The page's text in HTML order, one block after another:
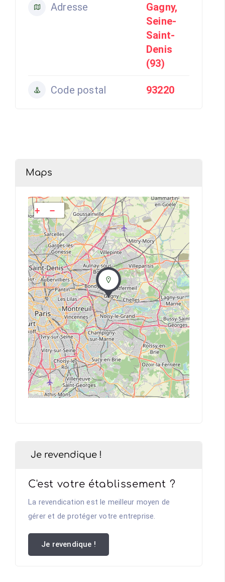
Adresse
Gagny,
Seine-
Saint-
Denis
(93)
Code postal 93220
Maps
+ −
Je revendique !
C'est votre établissement ?
La revendication est le meilleur moyen de
gérer et de protéger votre entreprise.
Je revendique !